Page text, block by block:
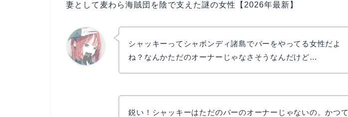
妻として麦わら海賊団を陰で支えた謎の女性【2026年最新】
シャッキーってシャボンディ諸島でバーをやってる女性だよ
ね？なんかただのオーナーじゃなさそうなんだけど…
鋭い！シャッキーはただのバーのオーナーじゃないの。かつて